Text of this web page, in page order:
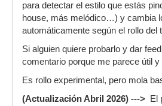
para detectar el estilo que estás
house, más melódico…) y cambia
automáticamente según el rollo del
Si alguien quiere probarlo y dar
comentario porque me parece útil y
Es rollo experimental, pero mola
(Actualización Abril 2026) --->
El